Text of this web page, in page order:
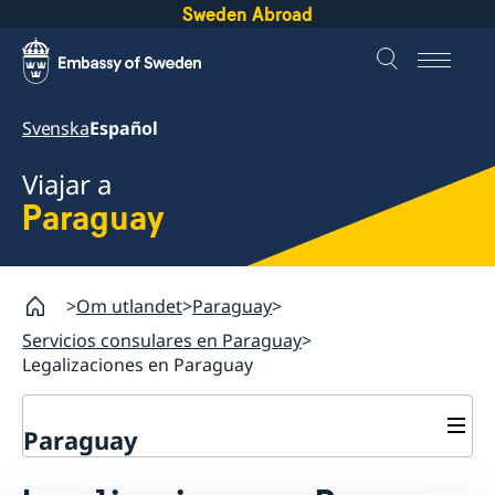
Sweden Abroad
SvenskaEspañol
Viajar a
Paraguay
Om utlandet Paraguay
Servicios consulares en Paraguay
Legalizaciones en Paraguay
Paraguay